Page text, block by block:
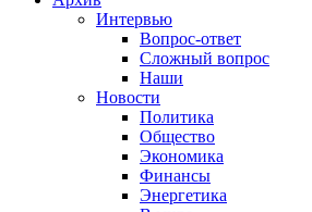
Интервью
Вопрос-ответ
Сложный вопрос
Наши
Новости
Политика
Общество
Экономика
Финансы
Энергетика